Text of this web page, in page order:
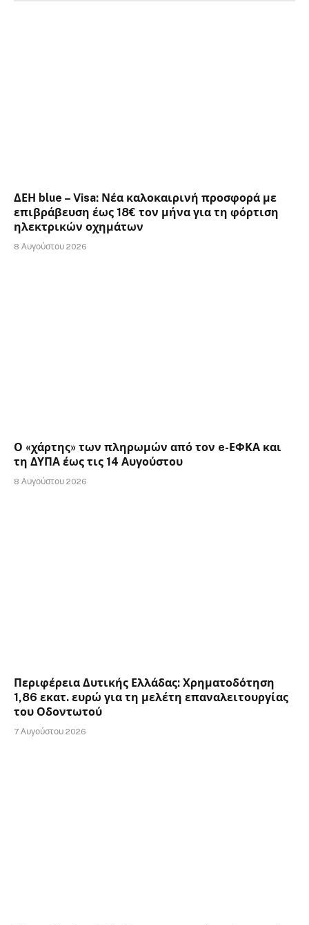
ΔΕΗ blue – Visa: Νέα καλοκαιρινή προσφορά με
επιβράβευση έως 18€ τον μήνα για τη φόρτιση
ηλεκτρικών οχημάτων
8 Αυγούστου 2026
Ο «χάρτης» των πληρωμών από τον e-ΕΦΚΑ και
τη ΔΥΠΑ έως τις 14 Αυγούστου
8 Αυγούστου 2026
Περιφέρεια Δυτικής Ελλάδας: Χρηματοδότηση
1,86 εκατ. ευρώ για τη μελέτη επαναλειτουργίας
του Οδοντωτού
7 Αυγούστου 2026